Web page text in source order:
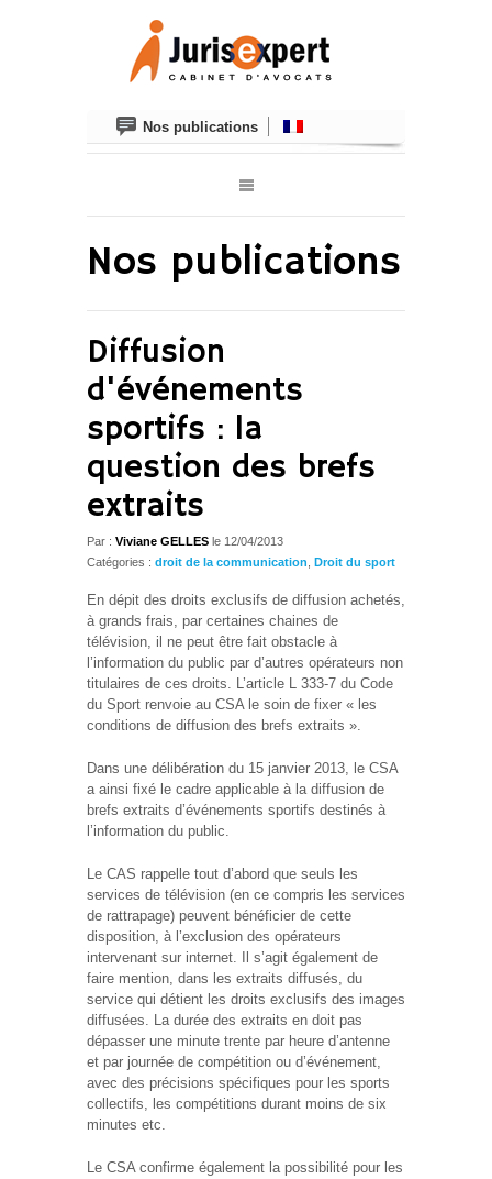
Nos publications
Nos publications
Diffusion
d'événements
sportifs : la
question des brefs
extraits
Par : Viviane GELLES le 12/04/2013
Catégories : droit de la communication Droit du sport
En dépit des droits exclusifs de diffusion achetés,
à grands frais, par certaines chaines de
télévision, il ne peut être fait obstacle à
l’information du public par d’autres opérateurs non
titulaires de ces droits. L’article L 333-7 du Code
du Sport renvoie au CSA le soin de fixer « les
conditions de diffusion des brefs extraits ».
Dans une délibération du 15 janvier 2013, le CSA
a ainsi fixé le cadre applicable à la diffusion de
brefs extraits d’événements sportifs destinés à
l’information du public.
Le CAS rappelle tout d’abord que seuls les
services de télévision (en ce compris les services
de rattrapage) peuvent bénéficier de cette
disposition, à l’exclusion des opérateurs
intervenant sur internet. Il s’agit également de
faire mention, dans les extraits diffusés, du
service qui détient les droits exclusifs des images
diffusées. La durée des extraits en doit pas
dépasser une minute trente par heure d’antenne
et par journée de compétition ou d’événement,
avec des précisions spécifiques pour les sports
collectifs, les compétitions durant moins de six
minutes etc.
Le CSA confirme également la possibilité pour les